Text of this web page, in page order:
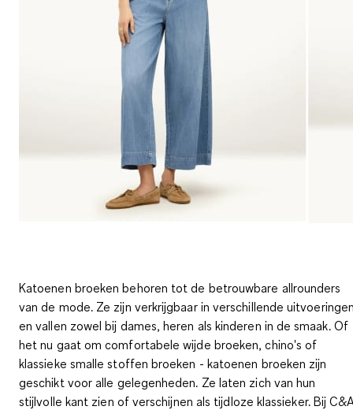
Katoenen broeken behoren tot de betrouwbare allrounders
van de mode. Ze zijn verkrijgbaar in verschillende
en vallen zowel bij dames, heren als kinderen in de smaak. Of
het nu gaat om comfortabele wijde broeken, chino's of
klassieke smalle stoffen broeken - katoenen broeken zijn
geschikt voor alle gelegenheden. Ze laten zich van hun
stijlvolle kant zien of verschijnen als tijdloze klassieker. Bij